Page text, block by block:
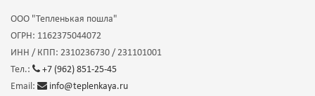
ООО "Тепленькая пошла"
ОГРН: 1162375044072
ИНН / КПП: 2310236730 / 231101001
Тел.:
+7 (962) 851-25-45
Email:
info@teplenkaya.ru